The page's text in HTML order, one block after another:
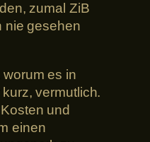
zumal ZiB
nie gesehen
es in
vermutlich.
und
einen